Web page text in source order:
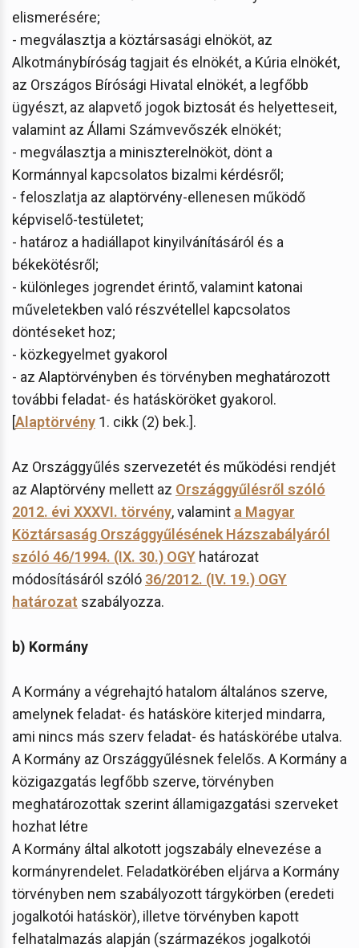
elismerésére;
- megválasztja a köztársasági elnököt, az
Alkotmánybíróság tagjait és elnökét, a Kúria elnökét,
az Országos Bírósági Hivatal elnökét, a legfőbb
ügyészt, az alapvető jogok biztosát és helyetteseit,
valamint az Állami Számvevőszék elnökét;
- megválasztja a miniszterelnököt, dönt a
Kormánnyal kapcsolatos bizalmi kérdésről;
- feloszlatja az alaptörvény-ellenesen működő
képviselő-testületet;
- határoz a hadiállapot kinyilvánításáról és a
békekötésről;
- különleges jogrendet érintő, valamint katonai
műveletekben való részvétellel kapcsolatos
döntéseket hoz;
- közkegyelmet gyakorol
- az Alaptörvényben és törvényben meghatározott
további feladat- és hatásköröket gyakorol.
[Alaptörvény 1. cikk (2) bek.].
Az Országgyűlés szervezetét és működési rendjét
az Alaptörvény mellett az Országgyűlésről szóló
2012. évi XXXVI. törvény, valamint a Magyar
Köztársaság Országgyűlésének Házszabályáról
szóló 46/1994. (IX. 30.) OGY határozat
módosításáról szóló 36/2012. (IV. 19.) OGY
határozat szabályozza.
b) Kormány
A Kormány a végrehajtó hatalom általános szerve,
amelynek feladat- és hatásköre kiterjed mindarra,
ami nincs más szerv feladat- és hatáskörébe utalva.
A Kormány az Országgyűlésnek felelős. A Kormány a
közigazgatás legfőbb szerve, törvényben
meghatározottak szerint államigazgatási szerveket
hozhat létre
A Kormány által alkotott jogszabály elnevezése a
kormányrendelet. Feladatkörében eljárva a Kormány
törvényben nem szabályozott tárgykörben (eredeti
jogalkotói hatáskör), illetve törvényben kapott
felhatalmazás alapján (származékos jogalkotói